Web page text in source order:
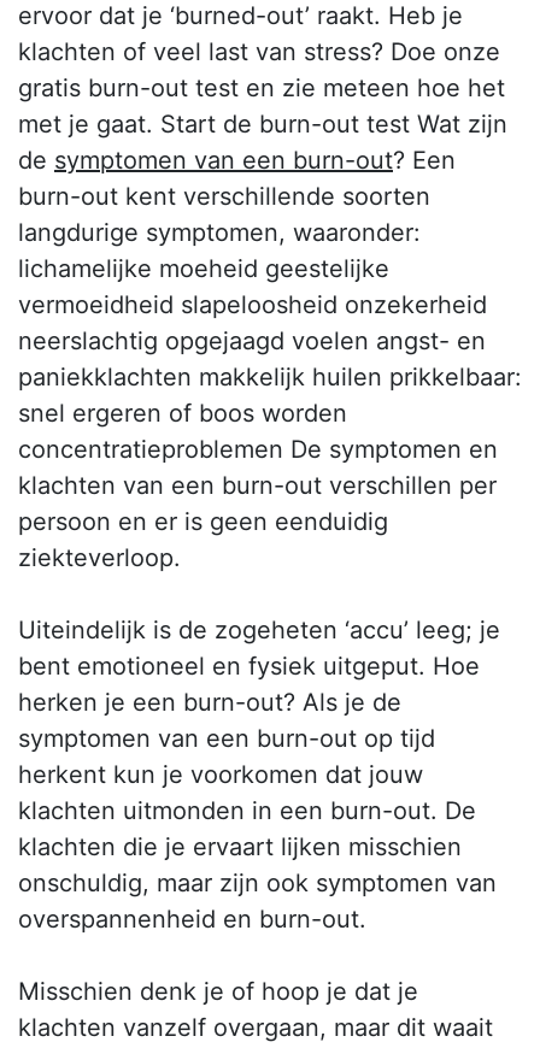
ervoor dat je ‘burned-out’ raakt. Heb je
klachten of veel last van stress? Doe onze
gratis burn-out test en zie meteen hoe het
met je gaat. Start de burn-out test Wat zijn
de symptomen van een burn-out? Een
burn-out kent verschillende soorten
langdurige symptomen, waaronder:
lichamelijke moeheid geestelijke
vermoeidheid slapeloosheid onzekerheid
neerslachtig opgejaagd voelen angst- en
paniekklachten makkelijk huilen prikkelbaar:
snel ergeren of boos worden
concentratieproblemen De symptomen en
klachten van een burn-out verschillen per
persoon en er is geen eenduidig
ziekteverloop.
Uiteindelijk is de zogeheten ‘accu’ leeg; je
bent emotioneel en fysiek uitgeput. Hoe
herken je een burn-out? Als je de
symptomen van een burn-out op tijd
herkent kun je voorkomen dat jouw
klachten uitmonden in een burn-out. De
klachten die je ervaart lijken misschien
onschuldig, maar zijn ook symptomen van
overspannenheid en burn-out.
Misschien denk je of hoop je dat je
klachten vanzelf overgaan, maar dit waait